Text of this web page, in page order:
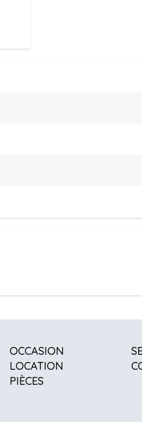
OCCASION
LOCATION
PIÈCES